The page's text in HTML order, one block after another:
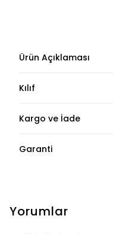
Ürün Açıklaması
Kılıf
Kargo ve İade
Garanti
Yorumlar